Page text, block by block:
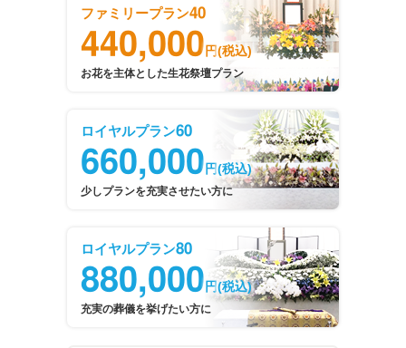
ファミリープラン40
440,000 円(税込)
お花を主体とした生花祭壇プラン
ロイヤルプラン60
660,000 円(税込)
少しプランを充実させたい方に
ロイヤルプラン80
880,000 円(税込)
充実の葬儀を挙げたい方に